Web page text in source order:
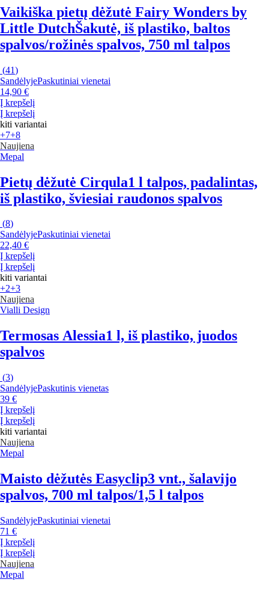
Vaikiška pietų dėžutė Fairy Wonders by
Little DutchŠakutė, iš plastiko, baltos
spalvos/rožinės spalvos, 750 ml talpos
(41)
SandėlyjePaskutiniai vienetai
14,90 €
Į krepšelį
Į krepšelį
kiti variantai
+7+8
Naujiena
Mepal
Pietų dėžutė Cirqula1 l talpos, padalintas,
iš plastiko, šviesiai raudonos spalvos
(8)
SandėlyjePaskutiniai vienetai
22,40 €
Į krepšelį
Į krepšelį
kiti variantai
+2+3
Naujiena
Vialli Design
Termosas Alessia1 l, iš plastiko, juodos
spalvos
(3)
SandėlyjePaskutinis vienetas
39 €
Į krepšelį
Į krepšelį
kiti variantai
Naujiena
Mepal
Maisto dėžutės Easyclip3 vnt., šalavijo
spalvos, 700 ml talpos/1,5 l talpos
SandėlyjePaskutiniai vienetai
71 €
Į krepšelį
Į krepšelį
Naujiena
Mepal